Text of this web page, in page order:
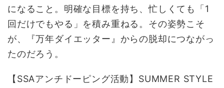
になること。明確な目標を持ち、忙しくても「1
回だけでもやる」を積み重ねる。その姿勢こそ
が、『万年ダイエッター』からの脱却につながっ
たのだろう。
【SSAアンチドーピング活動】SUMMER STYLE